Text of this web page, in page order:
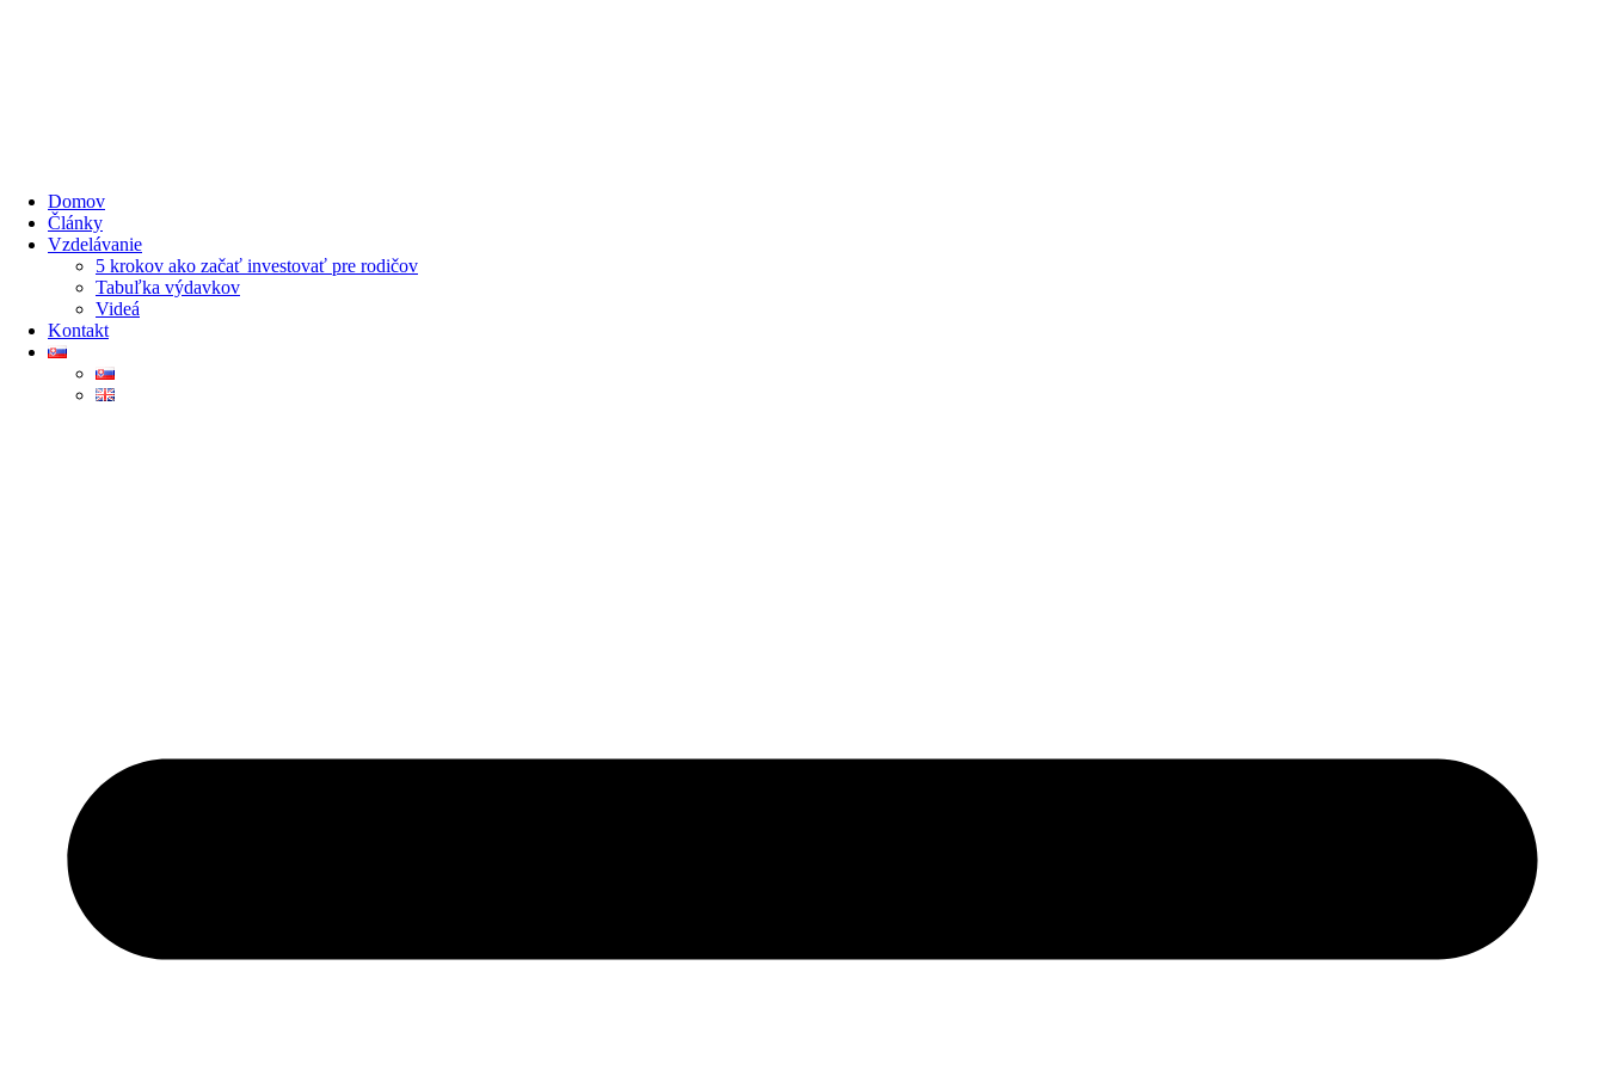
Domov
Články
Vzdelávanie
5 krokov ako začať investovať pre rodičov
Tabuľka výdavkov
Videá
Kontakt